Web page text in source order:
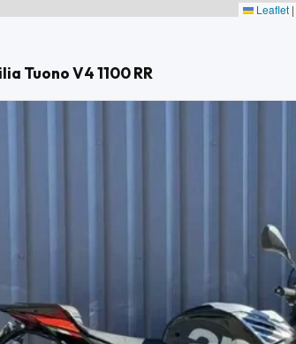
Leaflet |
Tuono V4 1100 RR